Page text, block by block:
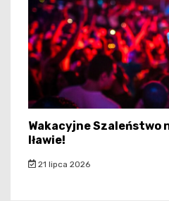
Wakacyjne Szaleństwo
Iławie!
21 lipca 2026